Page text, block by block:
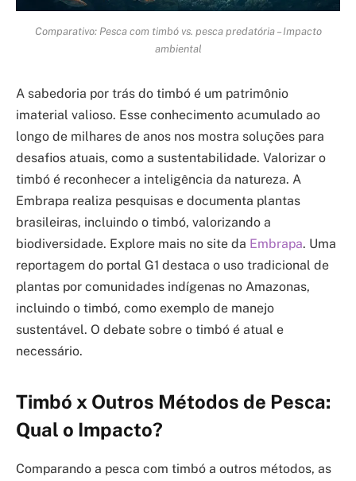
Comparativo: Pesca com timbó vs. pesca predatória – Impacto
ambiental
A sabedoria por trás do timbó é um patrimônio
imaterial valioso. Esse conhecimento acumulado ao
longo de milhares de anos nos mostra soluções para
desafios atuais, como a sustentabilidade. Valorizar o
timbó é reconhecer a inteligência da natureza. A
Embrapa realiza pesquisas e documenta plantas
brasileiras, incluindo o timbó, valorizando a
biodiversidade. Explore mais no site da Embrapa. Uma
reportagem do portal G1 destaca o uso tradicional de
plantas por comunidades indígenas no Amazonas,
incluindo o timbó, como exemplo de manejo
sustentável. O debate sobre o timbó é atual e
necessário.
Timbó x Outros Métodos de Pesca:
Qual o Impacto?
Comparando a pesca com timbó a outros métodos, as